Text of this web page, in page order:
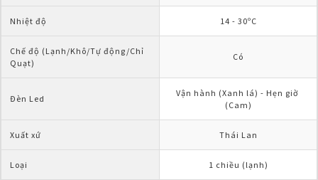
Nhiệt độ 14 - 30ºC
Chế độ (Lạnh/Khô/Tự động/Chỉ
Quạt)
Có
Đèn Led
Vận hành (Xanh lá) - Hẹn giờ
(Cam)
Xuất xứ Thái Lan
Loại 1 chiều (lạnh)